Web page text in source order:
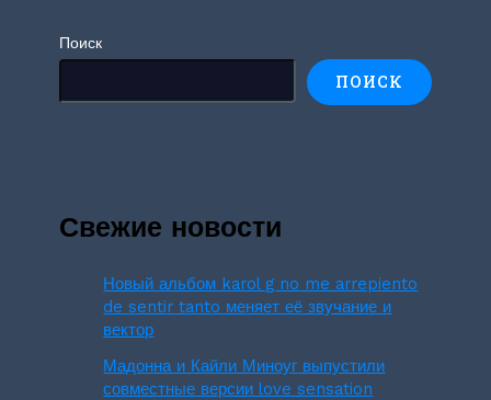
Поиск
ПОИСК
Свежие новости
Новый альбом karol g no me arrepiento
de sentir tanto меняет её звучание и
вектор
Мадонна и Кайли Миноуг выпустили
совместные версии love sensation